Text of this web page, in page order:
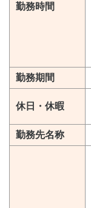
勤務時間
勤務期間
休日・休暇
勤務先名称